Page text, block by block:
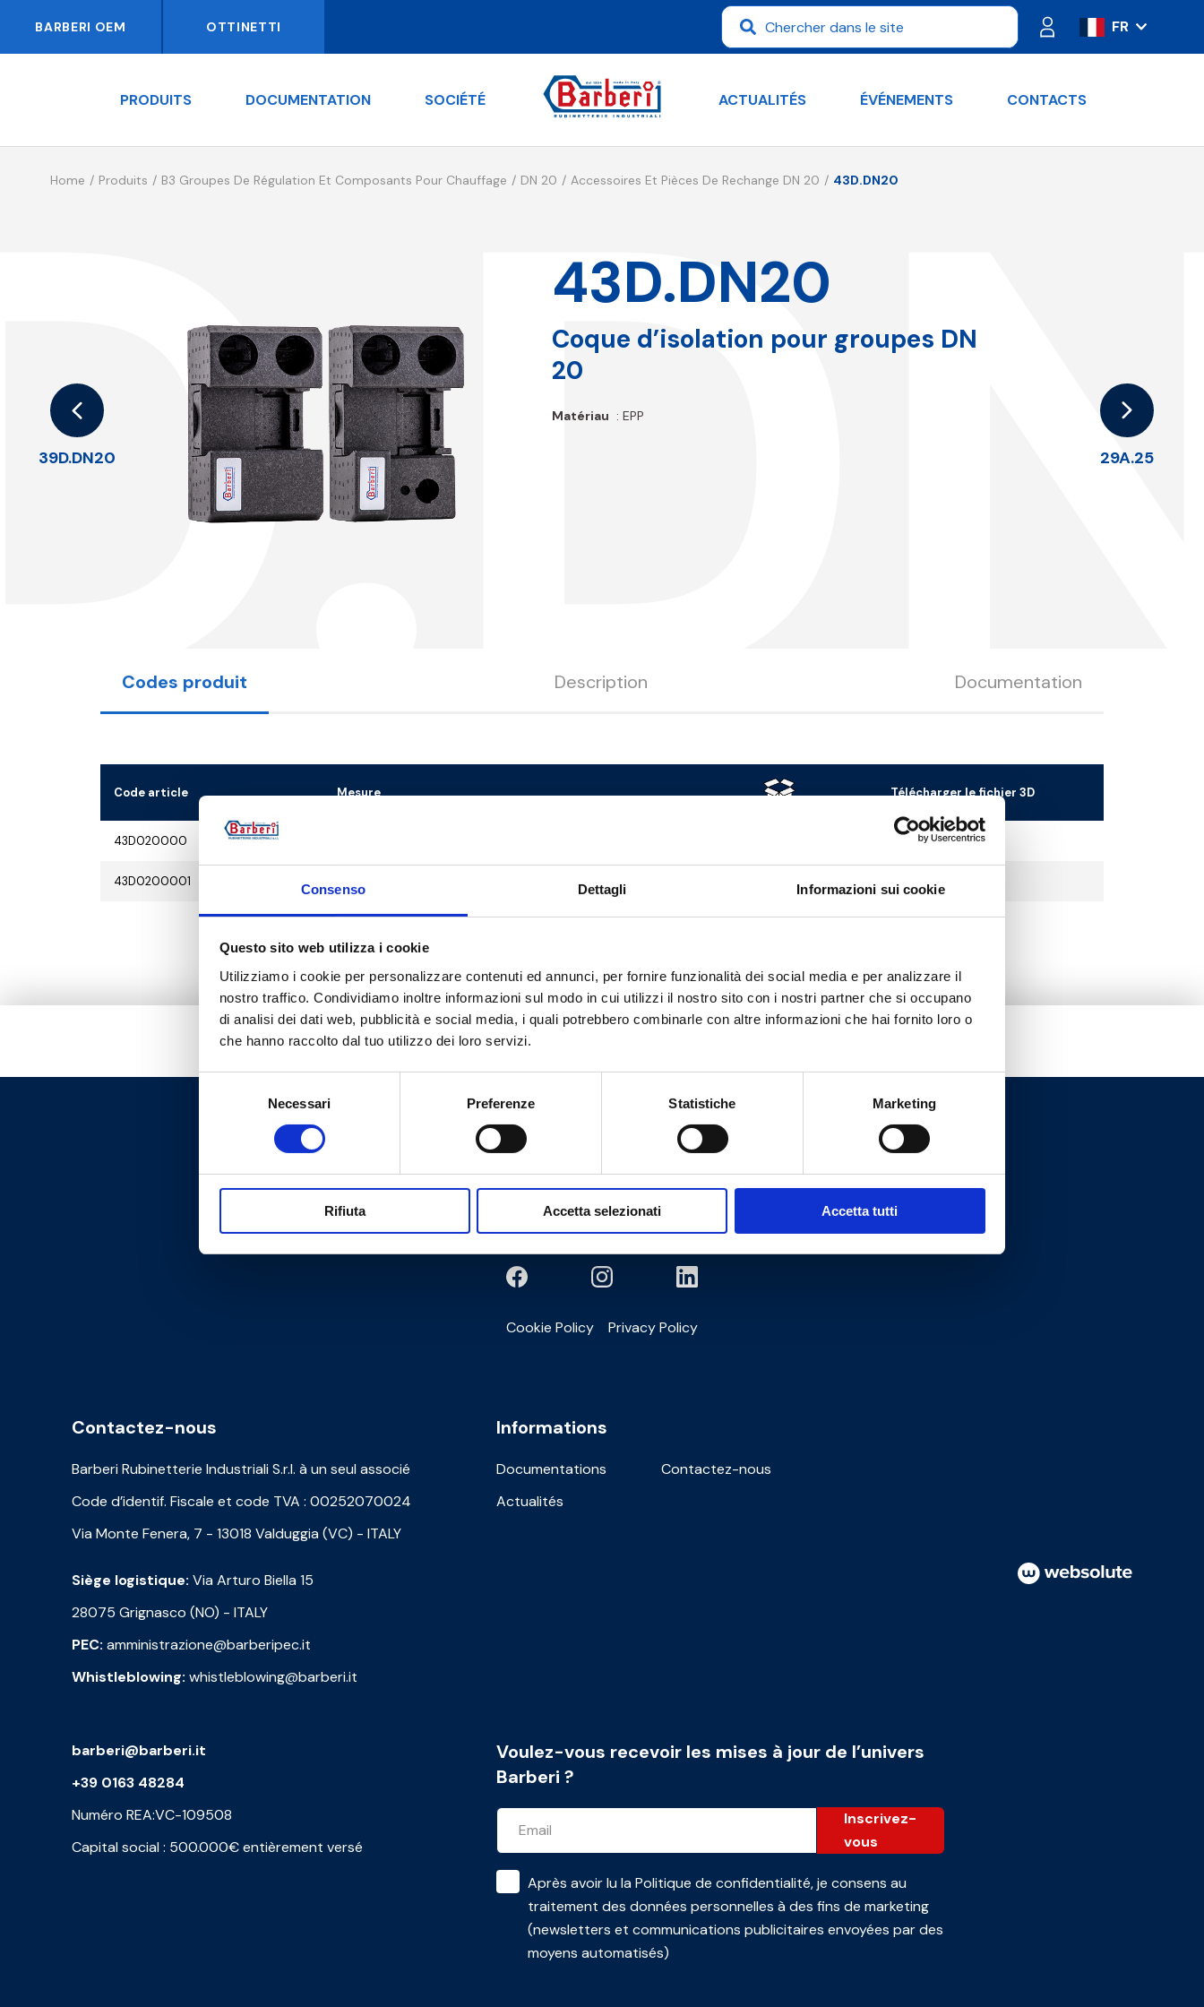
Consenso Dettagli Informazioni sui cookie
Questo sito web utilizza i cookie
Utilizziamo i cookie per personalizzare contenuti ed annunci, per fornire funzionalità dei social media e per analizzare il
nostro traffico. Condividiamo inoltre informazioni sul modo in cui utilizzi il nostro sito con i nostri partner che si occupano
di analisi dei dati web, pubblicità e social media, i quali potrebbero combinarle con altre informazioni che hai fornito loro o
che hanno raccolto dal tuo utilizzo dei loro servizi.
Selezione
Necessari Preferenze Statistiche Marketing
Rifiuta Accetta selezionati Accetta tutti
BARBERI OEM OTTINETTI
FR
IT
DE
PRODUITS DOCUMENTATION SOCIÉTÉ ACTUALITÉS ÉVÉNEMENTS CONTACTS
Home Produits B3 Groupes De Régulation Et Composants Pour Chauffage DN 20 Accessoires Et Pièces De Rechange DN 20 43D.DN20
39D.DN20 29A.25
43D.DN20
Coque d’isolation pour groupes DN
20
Matériau : EPP
Codes produit Description Documentation
Code article Mesure Télécharger le fichier 3D
43D020000
43D0200001
Cookie Policy Privacy Policy
Contactez-nous
Barberi Rubinetterie Industriali S.r.l. à un seul associé
Code d’identif. Fiscale et code TVA : 00252070024
Via Monte Fenera, 7 - 13018 Valduggia (VC) - ITALY
Siège logistique: Via Arturo Biella 15
28075 Grignasco (NO) - ITALY
PEC: amministrazione@barberipec.it
Whistleblowing: whistleblowing@barberi.it
Informations
Documentations
Contactez-nous
Actualités
barberi@barberi.it
+39 0163 48284
Numéro REA:VC-109508
Capital social : 500.000€ entièrement versé
Voulez-vous recevoir les mises à jour de l’univers
Barberi ?
Inscrivez-
vous
Après avoir lu laPolitique de confidentialité, je consens au
traitement des données personnelles à des fins de marketing
(newsletters et communications publicitaires envoyées par des
moyens automatisés)